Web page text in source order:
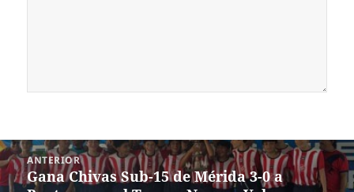
Navegación
de
entradas
ANTERIOR
Entrada
Gana Chivas Sub-15 de Mérida 3-0 a